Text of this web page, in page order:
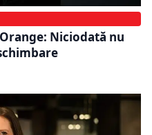
Niciodată nu